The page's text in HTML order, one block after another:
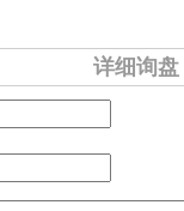
详细询盘